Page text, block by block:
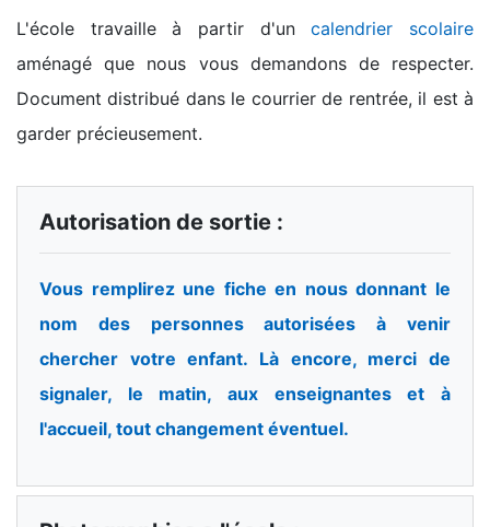
L'école travaille à partir d'uncalendrier scolaire
aménagé que nous vous demandons de respecter.
Document distribué dans le courrier de rentrée, il est à
garder précieusement.
Autorisation de sortie :
Vous remplirez une fiche en nous donnant le
nom des personnes autorisées à venir
chercher votre enfant. Là encore, merci de
signaler, le matin, aux enseignantes et à
l'accueil, tout changement éventuel.